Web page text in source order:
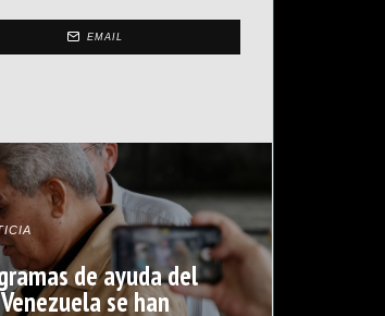
EMAIL
de ayuda del
se han